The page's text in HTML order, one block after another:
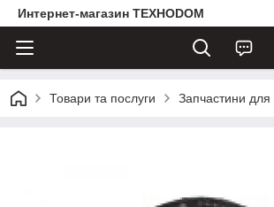
Интернет-магазин ТЕХНОDOM
Товари та послуги Запчастини для